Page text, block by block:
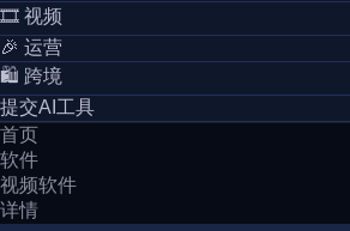
🎞️ 视频
🎉 运营
🛍️ 跨境
提交AI工具
首页
软件
视频软件
详情